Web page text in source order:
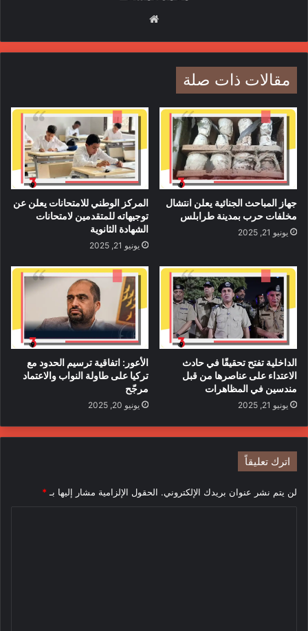
حقل الشرارة قوة قاهرة
مقالات ذات صلة
جهاز المباحث الجنائية يعلن انتشال
مخلفات حرب بمدينة طرابلس
يونيو 21, 2025
المركز الوطني للامتحانات يعلن عن
توجيهاته للمتقدمين لامتحانات
الشهادة الثانوية
يونيو 21, 2025
الداخلية تفتح تحقيقًا في حادث
الاعتداء على عناصرها من قبل
مندسين في المظاهرات
يونيو 21, 2025
الأعور: اتفاقية ترسيم الحدود مع
تركيا على طاولة النواب والاعتماد
مرجّح
يونيو 20, 2025
اترك تعليقاً
لن يتم نشر عنوان بريدك الإلكتروني. الحقول الإلزامية مشار إليها بـ *